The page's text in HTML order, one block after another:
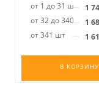
от 1 до 31 шт 1
от 32 до 340 шт1
от 341 шт
1
В КОРЗИНУ